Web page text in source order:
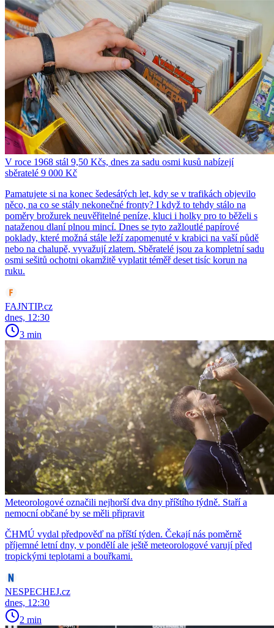
V roce 1968 stál 9,50 Kčs, dnes za sadu osmi kusů nabízejí
sběratelé 9 000 Kč
Pamatujete si na konec šedesátých let, kdy se v trafikách objevilo
něco, na co se stály nekonečné fronty? I když to tehdy stálo na
poměry brožurek neuvěřitelné peníze, kluci i holky pro to běželi s
nataženou dlaní plnou mincí. Dnes se tyto zažloutlé papírové
poklady, které možná stále leží zapomenuté v krabici na vaší půdě
nebo na chalupě, vyvažují zlatem. Sběratelé jsou za kompletní sadu
osmi sešitů ochotni okamžitě vyplatit téměř deset tisíc korun na
ruku.
FAJNTIP.cz
dnes, 12:30
3 min
Meteorologové označili nejhorší dva dny příštího týdně. Staří a
nemocní občané by se měli připravit
ČHMÚ vydal předpověď na příští týden. Čekají nás poměrně
příjemné letní dny, v pondělí ale ještě meteorologové varují před
tropickými teplotami a bouřkami.
NESPECHEJ.cz
dnes, 12:30
2 min